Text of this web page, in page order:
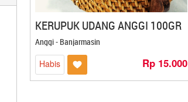
KERUPUK UDANG ANGGI 100GR
Anggi - Banjarmasin
Habis Rp 15.000